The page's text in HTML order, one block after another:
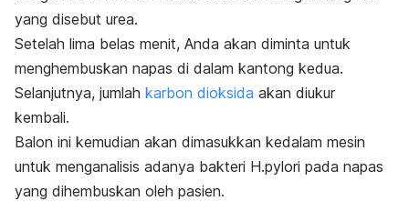
yang disebut urea.
Setelah lima belas menit, Anda akan diminta untuk
menghembuskan napas di dalam kantong kedua.
Selanjutnya, jumlah karbon dioksida akan diukur
kembali.
Balon ini kemudian akan dimasukkan kedalam mesin
untuk menganalisis adanya bakteri H.pylori pada napas
yang dihembuskan oleh pasien.